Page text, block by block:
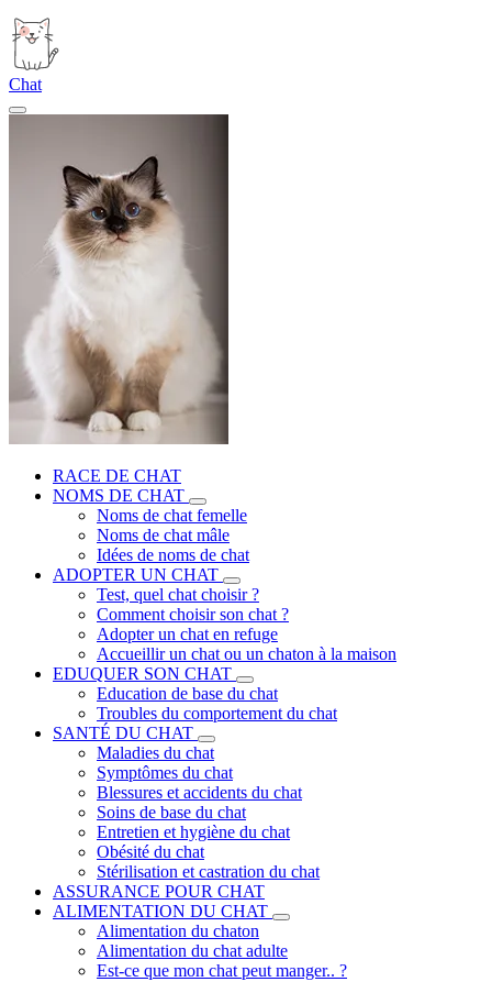
Chat
RACE DE CHAT
NOMS DE CHAT
Noms de chat femelle
Noms de chat mâle
Idées de noms de chat
ADOPTER UN CHAT
Test, quel chat choisir ?
Comment choisir son chat ?
Adopter un chat en refuge
Accueillir un chat ou un chaton à la maison
EDUQUER SON CHAT
Education de base du chat
Troubles du comportement du chat
SANTÉ DU CHAT
Maladies du chat
Symptômes du chat
Blessures et accidents du chat
Soins de base du chat
Entretien et hygiène du chat
Obésité du chat
Stérilisation et castration du chat
ASSURANCE POUR CHAT
ALIMENTATION DU CHAT
Alimentation du chaton
Alimentation du chat adulte
Est-ce que mon chat peut manger.. ?